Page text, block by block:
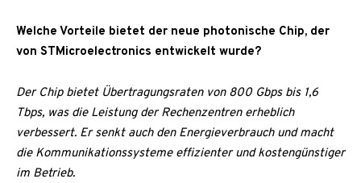
Welche Vorteile bietet der neue photonische Chip, der
von STMicroelectronics entwickelt wurde?
Der Chip bietet Übertragungsraten von 800 Gbps bis 1,6
Tbps, was die Leistung der Rechenzentren erheblich
verbessert. Er senkt auch den Energieverbrauch und macht
die Kommunikationssysteme effizienter und kostengünstiger
im Betrieb.